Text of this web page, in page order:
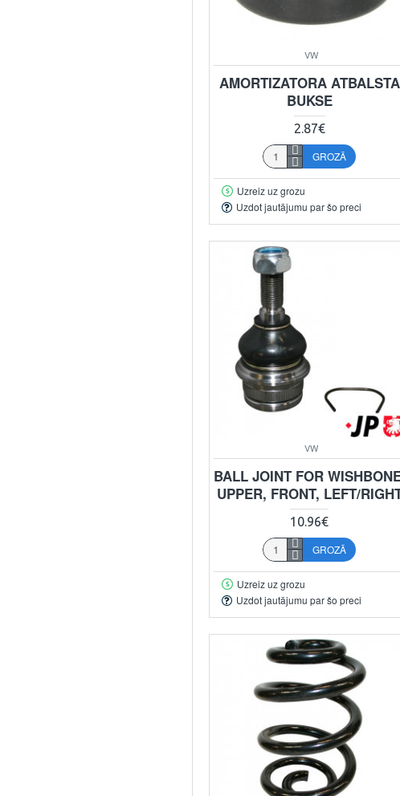
VW
AMORTIZATORA ATBALSTA
BUKSE
2.87€
GROZĀ
Uzreiz uz grozu
Uzdot jautājumu par šo preci
VW
BALL JOINT FOR
UPPER, FRONT, LEFT/
10.96€
GROZĀ
Uzreiz uz grozu
Uzdot jautājumu par šo preci